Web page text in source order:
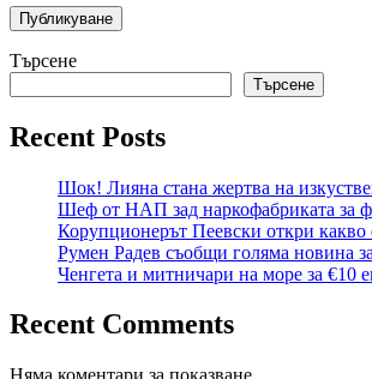
Търсене
Търсене
Recent Posts
Шок! Лияна стана жертва на
Шеф от НАП зад наркофабриката за
Корупционерът Пеевски откри какво
Румен Радев съобщи голяма новина
Ченгета и митничари на море за €10
Recent Comments